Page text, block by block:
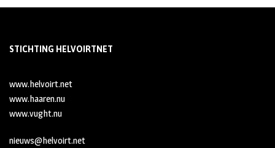
STICHTING HELVOIRTNET
www.helvoirt.net
www.haaren.nu
www.vught.nu
nieuws@helvoirt.net